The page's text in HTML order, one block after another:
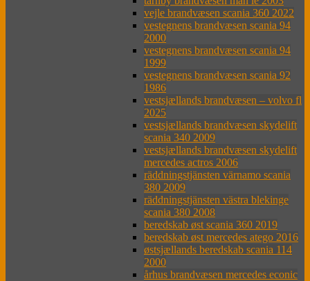
vejle brandvæsen scania 360 2022
vestegnens brandvæsen scania 94
2000
vestegnens brandvæsen scania 94
1999
vestegnens brandvæsen scania 92
1986
vestsjællands brandvæsen – volvo fl
2025
vestsjællands brandvæsen skydelift
scania 340 2009
vestsjællands brandvæsen skydelift
mercedes actros 2006
räddningstjänsten värnamo scania
380 2009
räddningstjänsten västra blekinge
scania 380 2008
beredskab øst scania 360 2019
beredskab øst mercedes atego 2016
østsjællands beredskab scania 114
2000
århus brandvæsen mercedes econic